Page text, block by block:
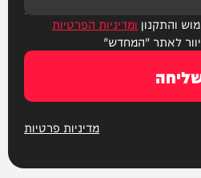
והתקנון ומדיניות הפרטיות
לאתר "המחדש"
מדיניות פרטיות